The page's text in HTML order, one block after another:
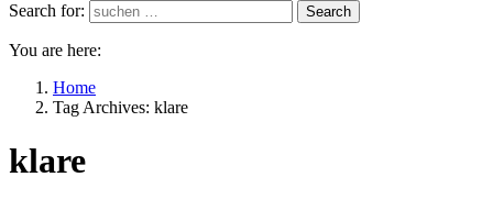
Search for:
Search
You are here:
Home
Tag Archives: klare
klare